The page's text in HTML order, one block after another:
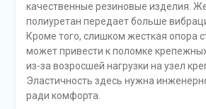
качественные резиновые изделия.
полиуретан передает больше
Кроме того, слишком жесткая опора
может привести к поломке
из-за возросшей нагрузки на узел
Эластичность здесь нужна
ради комфорта.